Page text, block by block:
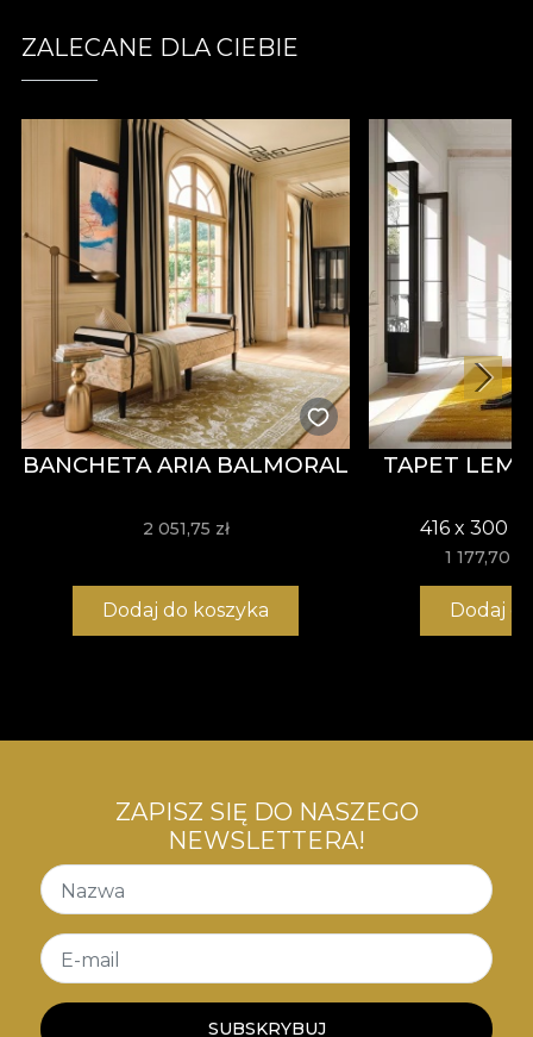
stworzonych z maksymalną dbałością o szczegóły.
szacunku do natury, wszystkie nasze tapety są
wykonane z naturalnych, ekologicznych i
biodegradowalnych materiałów. **House of
VLAdiLA zaleca użycie własnego kleju przy aplikacji
tapety. Dzięki temu możesz cieszyć się szybkim,
bezpiecznym i efektywnym procesem redekoracji,
który spełnia najwyższe standardy jakości.
ZALECANE DLA CIEBIE
BANCHETA ARIA BALMORAL
2 051,75 zł
Dodaj do koszyka
TAPET
416 x 300
1 177,70 zł
Dodaj
ZAPISZ SIĘ DO NASZEGO
NEWSLETTERA!
Nazwa
E-mail
SUBSKRYBUJ